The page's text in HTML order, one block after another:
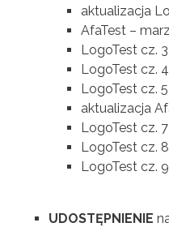
aktualizacja
AfaTest –
LogoTest cz.
LogoTest cz.
LogoTest cz.
aktualizacja
LogoTest cz.
LogoTest cz.
LogoTest cz.
UDOSTĘPNIENIE